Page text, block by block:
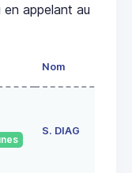
en appelant au
Nom
S. DIAG